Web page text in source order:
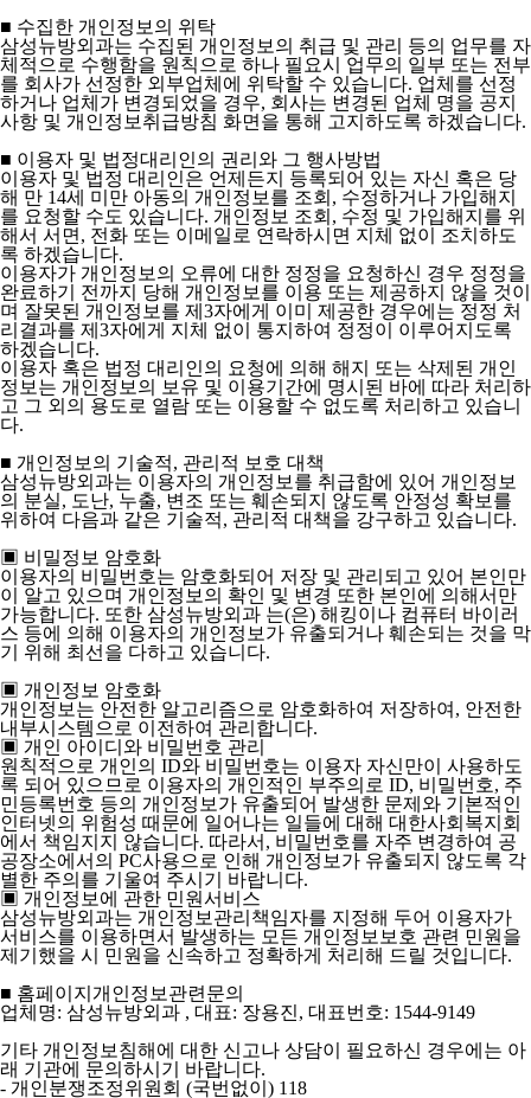
■ 수집한 개인정보의 위탁
삼성뉴방외과는 수집된 개인정보의 취급 및 관리 등의 업무를 자
체적으로 수행함을 원칙으로 하나 필요시 업무의 일부 또는 전부
를 회사가 선정한 외부업체에 위탁할 수 있습니다. 업체를 선정
하거나 업체가 변경되었을 경우, 회사는 변경된 업체 명을 공지
사항 및 개인정보취급방침 화면을 통해 고지하도록 하겠습니다.
■ 이용자 및 법정대리인의 권리와 그 행사방법
이용자 및 법정 대리인은 언제든지 등록되어 있는 자신 혹은 당
해 만 14세 미만 아동의 개인정보를 조회, 수정하거나 가입해지
를 요청할 수도 있습니다. 개인정보 조회, 수정 및 가입해지를 위
해서 서면, 전화 또는 이메일로 연락하시면 지체 없이 조치하도
록 하겠습니다.
이용자가 개인정보의 오류에 대한 정정을 요청하신 경우 정정을
완료하기 전까지 당해 개인정보를 이용 또는 제공하지 않을 것이
며 잘못된 개인정보를 제3자에게 이미 제공한 경우에는 정정 처
리결과를 제3자에게 지체 없이 통지하여 정정이 이루어지도록
하겠습니다.
이용자 혹은 법정 대리인의 요청에 의해 해지 또는 삭제된 개인
정보는 개인정보의 보유 및 이용기간에 명시된 바에 따라 처리하
고 그 외의 용도로 열람 또는 이용할 수 없도록 처리하고 있습니
다.
■ 개인정보의 기술적, 관리적 보호 대책
삼성뉴방외과는 이용자의 개인정보를 취급함에 있어 개인정보
의 분실, 도난, 누출, 변조 또는 훼손되지 않도록 안정성 확보를
위하여 다음과 같은 기술적, 관리적 대책을 강구하고 있습니다.
▣ 비밀정보 암호화
이용자의 비밀번호는 암호화되어 저장 및 관리되고 있어 본인만
이 알고 있으며 개인정보의 확인 및 변경 또한 본인에 의해서만
가능합니다. 또한 삼성뉴방외과 는(은) 해킹이나 컴퓨터 바이러
스 등에 의해 이용자의 개인정보가 유출되거나 훼손되는 것을 막
기 위해 최선을 다하고 있습니다.
▣ 개인정보 암호화
개인정보는 안전한 알고리즘으로 암호화하여 저장하여, 안전한
내부시스템으로 이전하여 관리합니다.
▣ 개인 아이디와 비밀번호 관리
원칙적으로 개인의 ID와 비밀번호는 이용자 자신만이 사용하도
록 되어 있으므로 이용자의 개인적인 부주의로 ID, 비밀번호, 주
민등록번호 등의 개인정보가 유출되어 발생한 문제와 기본적인
인터넷의 위험성 때문에 일어나는 일들에 대해 대한사회복지회
에서 책임지지 않습니다. 따라서, 비밀번호를 자주 변경하여 공
공장소에서의 PC사용으로 인해 개인정보가 유출되지 않도록 각
별한 주의를 기울여 주시기 바랍니다.
▣ 개인정보에 관한 민원서비스
삼성뉴방외과는 개인정보관리책임자를 지정해 두어 이용자가
서비스를 이용하면서 발생하는 모든 개인정보보호 관련 민원을
제기했을 시 민원을 신속하고 정확하게 처리해 드릴 것입니다.
■ 홈페이지개인정보관련문의
업체명: 삼성뉴방외과 , 대표: 장용진, 대표번호: 1544-9149
기타 개인정보침해에 대한 신고나 상담이 필요하신 경우에는 아
래 기관에 문의하시기 바랍니다.
- 개인분쟁조정위원회 (국번없이) 118